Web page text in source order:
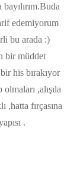
edemiyorum
bu arada :)
bir müddet
his bırakıyor
,alışıla
fırçasına
.